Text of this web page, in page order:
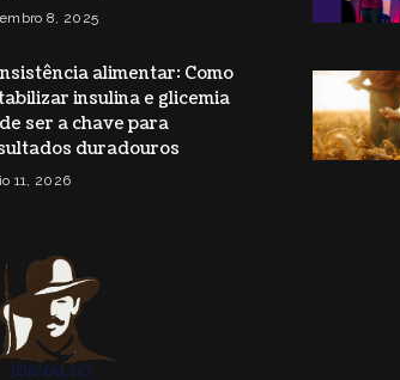
8, 2025
alimentar: Como
insulina e glicemia
ser a chave para
duradouros
11, 2026